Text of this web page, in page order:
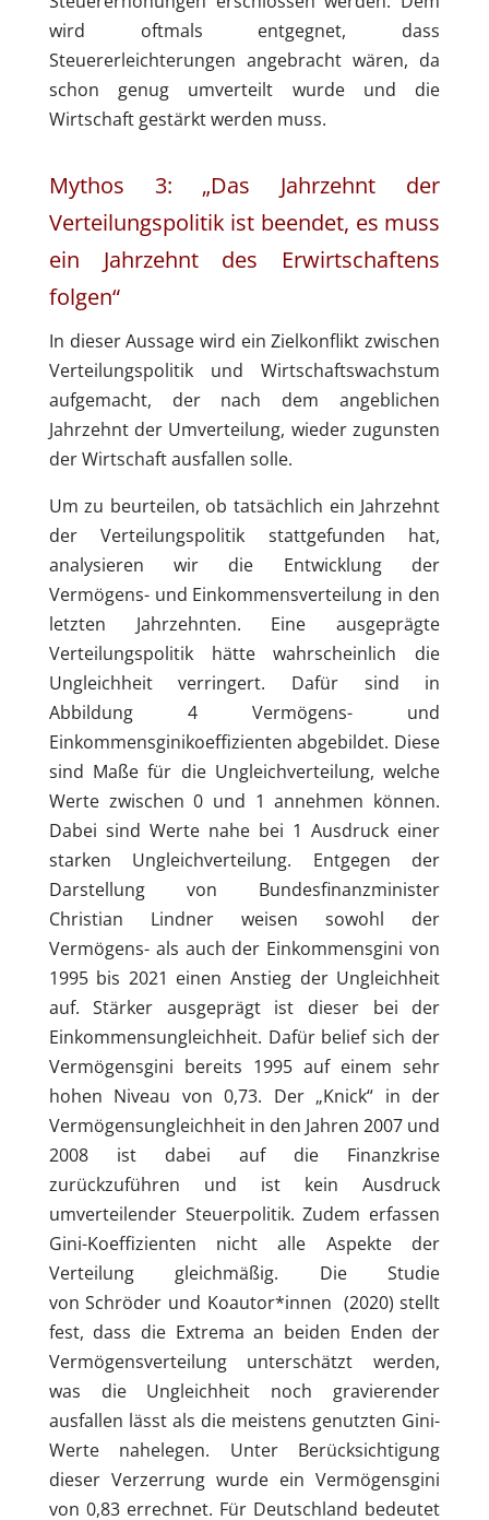
wird oftmals entgegnet, dass
Steuererleichterungen angebracht wären, da
schon genug umverteilt wurde und die
Wirtschaft gestärkt werden muss.
Mythos 3: „Das Jahrzehnt der
Verteilungspolitik ist beendet, es muss
ein Jahrzehnt des Erwirtschaftens
folgen“
In dieser Aussage wird ein Zielkonflikt zwischen
Verteilungspolitik und Wirtschaftswachstum
aufgemacht, der nach dem angeblichen
Jahrzehnt der Umverteilung, wieder zugunsten
der Wirtschaft ausfallen solle.
Um zu beurteilen, ob tatsächlich ein Jahrzehnt
der Verteilungspolitik stattgefunden hat,
analysieren wir die Entwicklung der
Vermögens- und Einkommensverteilung in den
letzten Jahrzehnten. Eine ausgeprägte
Verteilungspolitik hätte wahrscheinlich die
Ungleichheit verringert. Dafür sind in
Abbildung 4 Vermögens- und
Einkommensginikoeffizienten abgebildet. Diese
sind Maße für die Ungleichverteilung, welche
Werte zwischen 0 und 1 annehmen können.
Dabei sind Werte nahe bei 1 Ausdruck einer
starken Ungleichverteilung. Entgegen der
Darstellung von Bundesfinanzminister
Christian Lindner weisen sowohl der
Vermögens- als auch der Einkommensgini von
1995 bis 2021 einen Anstieg der Ungleichheit
auf. Stärker ausgeprägt ist dieser bei der
Einkommensungleichheit. Dafür belief sich der
Vermögensgini bereits 1995 auf einem sehr
hohen Niveau von 0,73. Der „Knick“ in der
Vermögensungleichheit in den Jahren 2007 und
2008 ist dabei auf die Finanzkrise
zurückzuführen und ist kein Ausdruck
umverteilender Steuerpolitik. Zudem erfassen
Gini-Koeffizienten nicht alle Aspekte der
Verteilung gleichmäßig. Die Studie
vonSchröder und Koautor*innen (2020) stellt
fest, dass die Extrema an beiden Enden der
Vermögensverteilung unterschätzt werden,
was die Ungleichheit noch gravierender
ausfallen lässt als die meistens genutzten Gini-
Werte nahelegen. Unter Berücksichtigung
dieser Verzerrung wurde ein Vermögensgini
von 0,83 errechnet. Für Deutschland bedeutet